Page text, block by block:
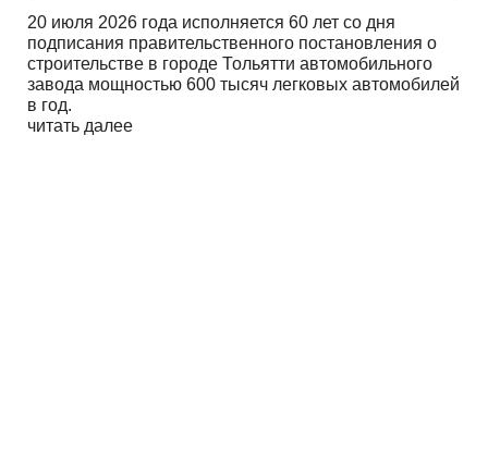
20 июля 2026 года исполняется 60 лет со дня
подписания правительственного постановления о
строительстве в городе Тольятти автомобильного
завода мощностью 600 тысяч легковых автомобилей
в год.
читать далее